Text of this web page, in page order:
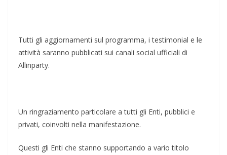
Tutti gli aggiornamenti sul programma, i testimonial e le
attività saranno pubblicati sui canali social ufficiali di
Allinparty.
Un ringraziamento particolare a tutti gli Enti, pubblici e
privati, coinvolti nella manifestazione.
Questi gli Enti che stanno supportando a vario titolo